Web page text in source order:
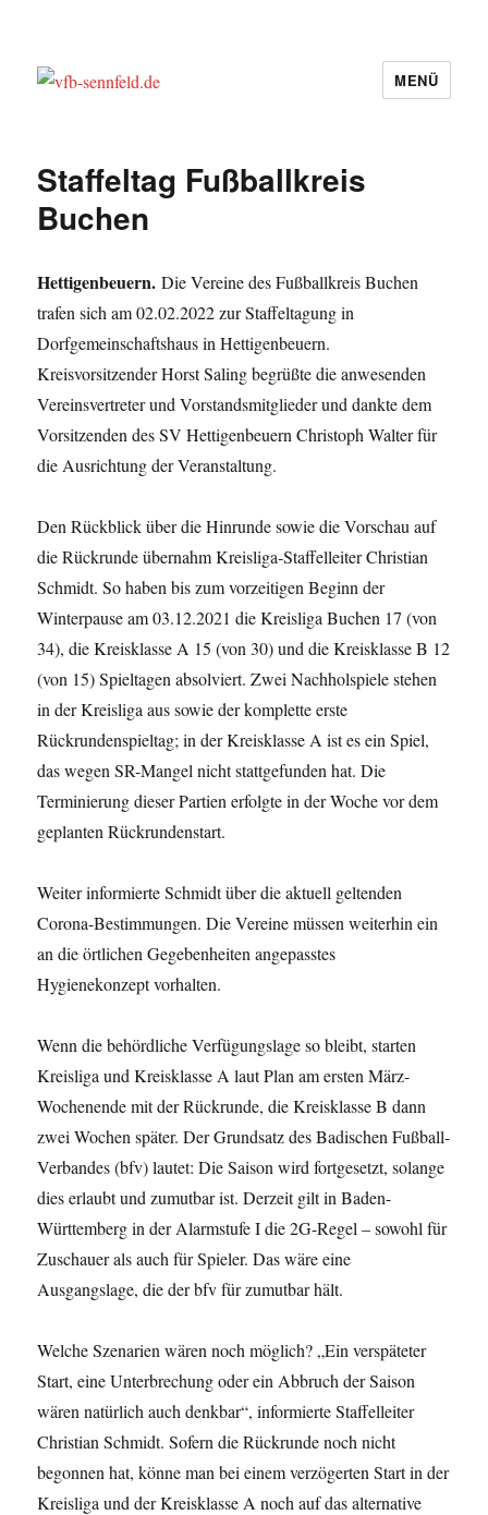
MENÜ
Staffeltag Fußballkreis
Buchen
Hettigenbeuern. Die Vereine des Fußballkreis Buchen
trafen sich am 02.02.2022 zur Staffeltagung in
Dorfgemeinschaftshaus in Hettigenbeuern.
Kreisvorsitzender Horst Saling begrüßte die anwesenden
Vereinsvertreter und Vorstandsmitglieder und dankte dem
Vorsitzenden des SV Hettigenbeuern Christoph Walter für
die Ausrichtung der Veranstaltung.
Den Rückblick über die Hinrunde sowie die Vorschau auf
die Rückrunde übernahm Kreisliga-Staffelleiter Christian
Schmidt. So haben bis zum vorzeitigen Beginn der
Winterpause am 03.12.2021 die Kreisliga Buchen 17 (von
34), die Kreisklasse A 15 (von 30) und die Kreisklasse B 12
(von 15) Spieltagen absolviert. Zwei Nachholspiele stehen
in der Kreisliga aus sowie der komplette erste
Rückrundenspieltag; in der Kreisklasse A ist es ein Spiel,
das wegen SR-Mangel nicht stattgefunden hat. Die
Terminierung dieser Partien erfolgte in der Woche vor dem
geplanten Rückrundenstart.
Weiter informierte Schmidt über die aktuell geltenden
Corona-Bestimmungen. Die Vereine müssen weiterhin ein
an die örtlichen Gegebenheiten angepasstes
Hygienekonzept vorhalten.
Wenn die behördliche Verfügungslage so bleibt, starten
Kreisliga und Kreisklasse A laut Plan am ersten März-
Wochenende mit der Rückrunde, die Kreisklasse B dann
zwei Wochen später. Der Grundsatz des Badischen Fußball-
Verbandes (bfv) lautet: Die Saison wird fortgesetzt, solange
dies erlaubt und zumutbar ist. Derzeit gilt in Baden-
Württemberg in der Alarmstufe I die 2G-Regel – sowohl für
Zuschauer als auch für Spieler. Das wäre eine
Ausgangslage, die der bfv für zumutbar hält.
Welche Szenarien wären noch möglich? „Ein verspäteter
Start, eine Unterbrechung oder ein Abbruch der Saison
wären natürlich auch denkbar“, informierte Staffelleiter
Christian Schmidt. Sofern die Rückrunde noch nicht
begonnen hat, könne man bei einem verzögerten Start in der
Kreisliga und der Kreisklasse A noch auf das alternative